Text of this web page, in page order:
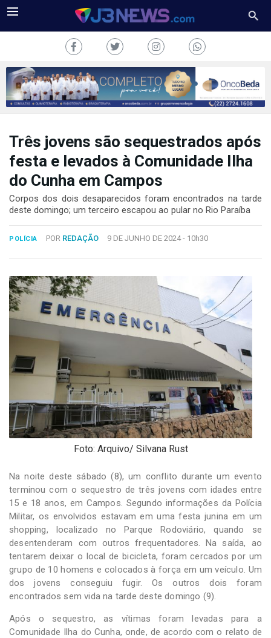
J3NEWS
COLUNAS
2024
Desenvolvido
por
Hesea
Tecnologia
Três jovens são sequestrados após
festa e levados à Comunidade Ilha
do Cunha em Campos
Corpos dos dois desaparecidos foram encontrados na tarde
deste domingo; um terceiro escapou ao pular no Rio Paraíba
POLÍCIA POR REDAÇÃO 9 DE JUNHO DE 2024 - 10h30
Foto: Arquivo/ Silvana Rust
Na noite deste sábado (8), um conflito durante um evento
terminou com o sequestro de três jovens com idades entre
15 e 18 anos, em Campos. Segundo informações da Polícia
Militar, os envolvidos estavam em uma festa junina em um
shopping, localizado no Parque Rodoviário, quando se
desentenderam com outros frequentadores. Na saída, ao
tentarem deixar o local de bicicleta, foram cercados por um
grupo de 10 homens e colocados à força em um veículo. Um
dos jovens conseguiu fugir. Os outros dois foram
encontrados sem vida na tarde deste domingo (9).
Após o sequestro, as vítimas foram levadas para a
Comunidade Ilha do Cunha, onde, de acordo com o relato de